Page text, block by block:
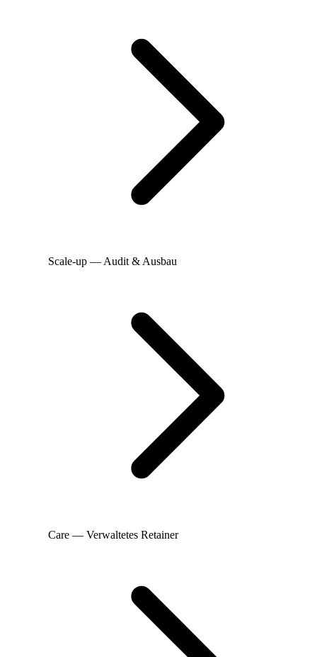
Scale-up — Audit & Ausbau
Care — Verwaltetes Retainer